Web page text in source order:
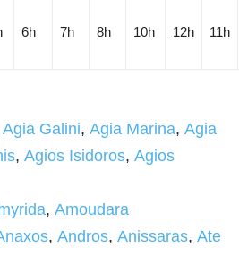
6h 7h 8h 10h 12h 11h
Agia Galini, Agia Marina, Agia
, Agios Isidoros, Agios
, Amoudara
, Andros, Anissaras, Ate